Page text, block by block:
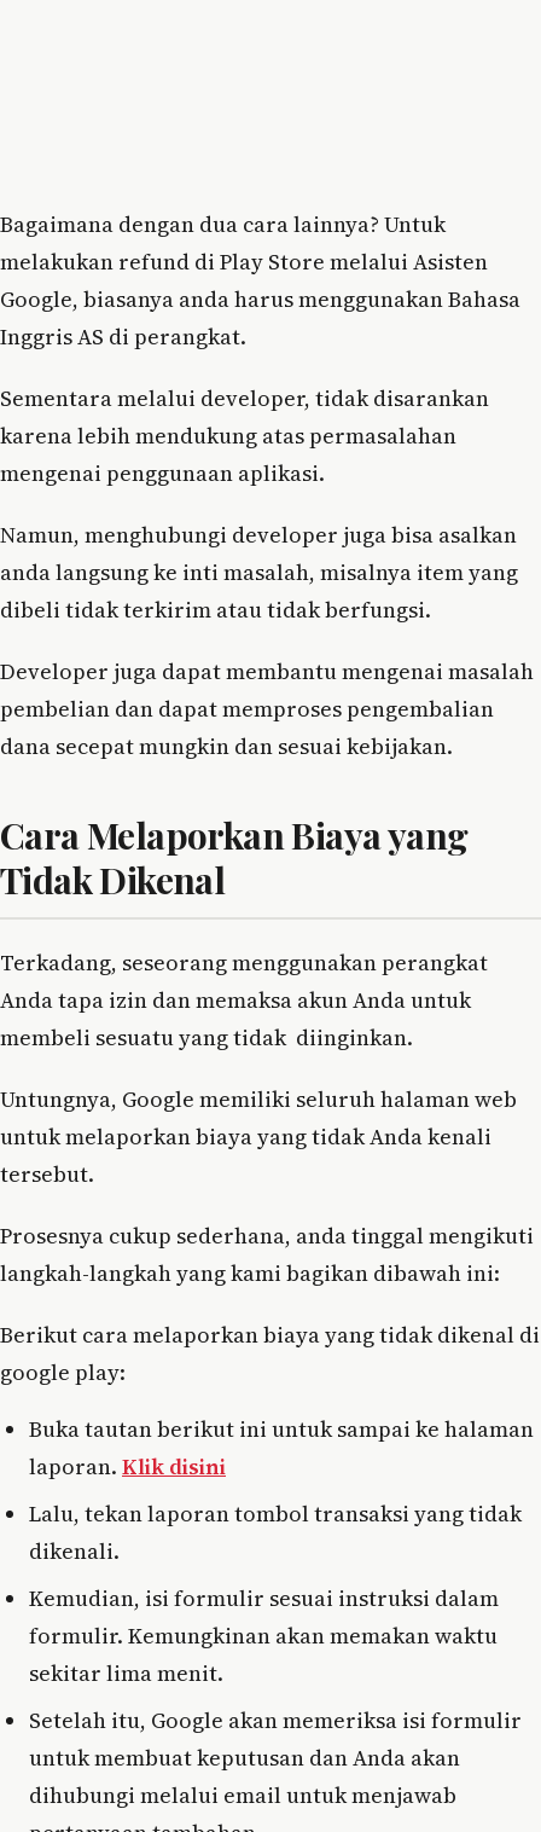
Bagaimana dengan dua cara lainnya? Untuk
melakukan refund di Play Store melalui Asisten
Google, biasanya anda harus menggunakan Bahasa
Inggris AS di perangkat.
Sementara melalui developer, tidak disarankan
karena lebih mendukung atas permasalahan
mengenai penggunaan aplikasi.
Namun, menghubungi developer juga bisa asalkan
anda langsung ke inti masalah, misalnya item yang
dibeli tidak terkirim atau tidak berfungsi.
Developer juga dapat membantu mengenai masalah
pembelian dan dapat memproses pengembalian
dana secepat mungkin dan sesuai kebijakan​.
Cara Melaporkan Biaya yang
Tidak Dikenal
Terkadang, seseorang menggunakan perangkat
Anda tapa izin dan memaksa akun Anda untuk
membeli sesuatu yang tidak diinginkan.
Untungnya, Google memiliki seluruh halaman web
untuk melaporkan biaya yang tidak Anda kenali
tersebut.
Prosesnya cukup sederhana, anda tinggal mengikuti
langkah-langkah yang kami bagikan dibawah ini:
Berikut cara melaporkan biaya yang tidak dikenal di
google play:
Buka tautan berikut ini untuk sampai ke halaman
laporan. Klik disini
Lalu, tekan laporan tombol transaksi yang tidak
dikenali.
Kemudian, isi formulir sesuai instruksi dalam
formulir. Kemungkinan akan memakan waktu
sekitar lima menit.
Setelah itu, Google akan memeriksa isi formulir
untuk membuat keputusan dan Anda akan
dihubungi melalui email untuk menjawab